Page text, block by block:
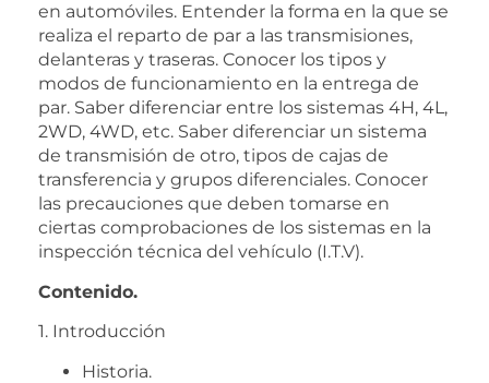
en automóviles. Entender la forma en la que se
realiza el reparto de par a las transmisiones,
delanteras y traseras. Conocer los tipos y
modos de funcionamiento en la entrega de
par. Saber diferenciar entre los sistemas 4H, 4L,
2WD, 4WD, etc. Saber diferenciar un sistema
de transmisión de otro, tipos de cajas de
transferencia y grupos diferenciales. Conocer
las precauciones que deben tomarse en
ciertas comprobaciones de los sistemas en la
inspección técnica del vehículo (I.T.V).
Contenido.
1. Introducción
Historia.